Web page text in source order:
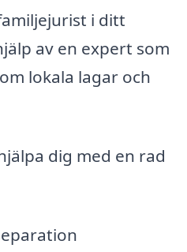
i ditt
av en expert som
lokala lagar och
dig med en rad